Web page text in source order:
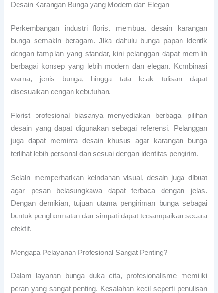
Desain Karangan Bunga yang Modern dan Elegan
Perkembangan industri florist membuat desain karangan
bunga semakin beragam. Jika dahulu bunga papan identik
dengan tampilan yang standar, kini pelanggan dapat memilih
berbagai konsep yang lebih modern dan elegan. Kombinasi
warna, jenis bunga, hingga tata letak tulisan dapat
disesuaikan dengan kebutuhan.
Florist profesional biasanya menyediakan berbagai pilihan
desain yang dapat digunakan sebagai referensi. Pelanggan
juga dapat meminta desain khusus agar karangan bunga
terlihat lebih personal dan sesuai dengan identitas pengirim.
Selain memperhatikan keindahan visual, desain juga dibuat
agar pesan belasungkawa dapat terbaca dengan jelas.
Dengan demikian, tujuan utama pengiriman bunga sebagai
bentuk penghormatan dan simpati dapat tersampaikan secara
efektif.
Mengapa Pelayanan Profesional Sangat Penting?
Dalam layanan bunga duka cita, profesionalisme memiliki
peran yang sangat penting. Kesalahan kecil seperti penulisan